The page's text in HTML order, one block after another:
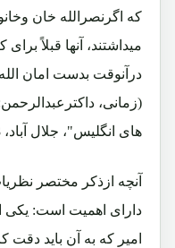
که اگرنصرالله خان
میداشتند، آنها قبلاً
درآنوقت بدست امان
(زمانی،
های انگلیس"، جلال آباد، 2013م، صفحه 34)
آنچه ازذکر مختصر
دارای اهمیت است: یکی
امیر که به آن باید